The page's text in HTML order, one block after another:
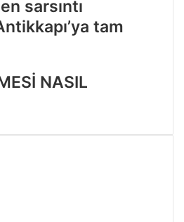
sarsıntı
tam
NASIL